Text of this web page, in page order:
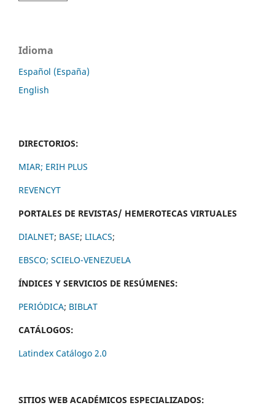
Idioma
Español (España)
English
DIRECTORIOS:
MIAR; ERIH PLUS
REVENCYT
PORTALES DE REVISTAS/ HEMEROTECAS VIRTUALES
DIALNET; BASE; LILACS;
EBSCO; SCIELO-VENEZUELA
ÍNDICES Y SERVICIOS DE RESÚMENES:
PERIÓDICA; BIBLAT
CATÁLOGOS:
Latindex Catálogo 2.0
SITIOS WEB ACADÉMICOS ESPECIALIZADOS: